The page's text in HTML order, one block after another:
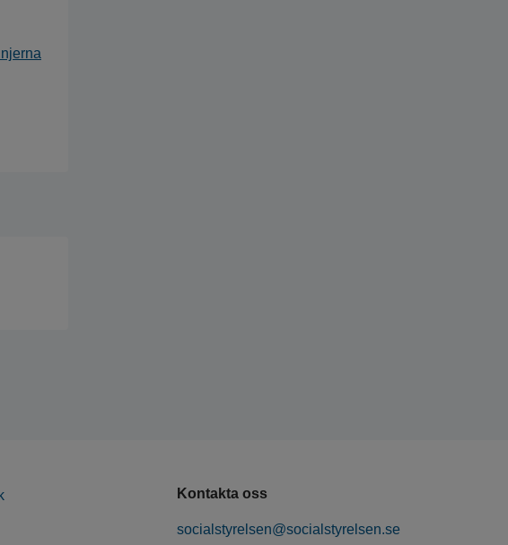
Kontakta oss
socialstyrelsen@socialstyrelsen.se